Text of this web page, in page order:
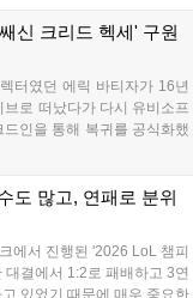
패스를 통해 최신 퍼
솔, PC, 클라우드 환
획이다....
신 크리드 헥세' 구원
터였던 에릭 바티자가 16년
로 떠났다가 다시 유비소프
인을 통해 복귀를 공식화했
디렉터가 퇴사한 어쌔신 크
세에 어떤 활력을 불어넣을
도 많고, 연패로 분위
에서 진행된 '2026 LoL 챔피
결에서 1:2로 패배하고 3연
있었기 때문에 매우 중요한